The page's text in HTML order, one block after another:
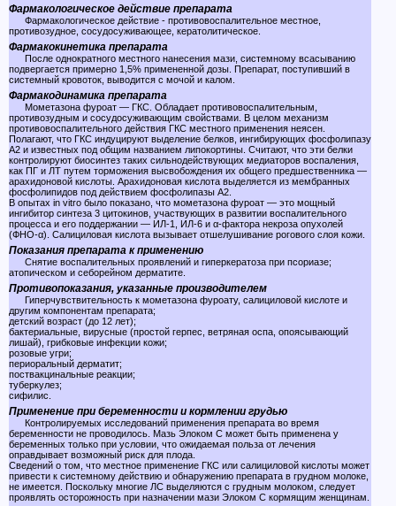
Фармакологическое действие препарата
Фармакологическое действие - противовоспалительное местное,
противозудное, сосудосуживающее, кератолитическое.
Фармакокинетика препарата
После однократного местного нанесения мази, системному всасыванию
подвергается примерно 1,5% примененной дозы. Препарат, поступивший в
системный кровоток, выводится с мочой и калом.
Фармакодинамика препарата
Мометазона фуроат — ГКС. Обладает противовоспалительным,
противозудным и сосудосуживающим свойствами. В целом механизм
противовоспалительного действия ГКС местного применения неясен.
Полагают, что ГКС индуцируют выделение белков, ингибирующих фосфолипазу
А2 и известных под общим названием липокортины. Считают, что эти белки
контролируют биосинтез таких сильнодействующих медиаторов воспаления,
как ПГ и ЛТ путем торможения высвобождения их общего предшественника —
арахидоновой кислоты. Арахидоновая кислота выделяется из мембранных
фосфолипидов под действием фосфолипазы А2.
В опытах in vitro было показано, что мометазона фуроат — это мощный
ингибитор синтеза 3 цитокинов, участвующих в развитии воспалительного
процесса и его поддержании — ИЛ-1, ИЛ-6 и α-фактора некроза опухолей
(ФНО-α). Салициловая кислота вызывает отшелушивание рогового слоя кожи.
Показания препарата к применению
Снятие воспалительных проявлений и гиперкератоза при псориазе;
атопическом и себорейном дерматите.
Противопоказания, указанные производителем
Гиперчувствительность к мометазона фуроату, салициловой кислоте и
другим компонентам препарата;
детский возраст (до 12 лет);
бактериальные, вирусные (простой герпес, ветряная оспа, опоясывающий
лишай), грибковые инфекции кожи;
розовые угри;
периоральный дерматит;
поствакцинальные реакции;
туберкулез;
сифилис.
Применение при беременности и кормлении грудью
Контролируемых исследований применения препарата во время
беременности не проводилось. Мазь Элоком С может быть применена у
беременных только при условии, что ожидаемая польза от лечения
оправдывает возможный риск для плода.
Сведений о том, что местное применение ГКС или салициловой кислоты может
привести к системному действию и обнаружению препарата в грудном молоке,
не имеется. Поскольку многие ЛС выделяются с грудным молоком, следует
проявлять осторожность при назначении мази Элоком С кормящим женщинам.